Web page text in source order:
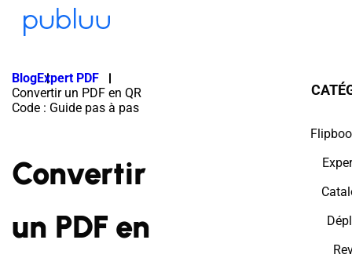
BlogExpert PDF
Convertir un PDF en QR
Code : Guide pas à pas
Convertir
un PDF en